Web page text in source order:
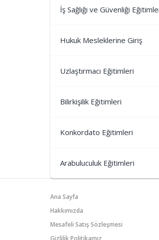
İş Sağlığı ve Güvenliği
Hukuk Mesleklerine Giriş
Uzlaştırmacı Eğitimleri
Bilirkişilik Eğitimleri
Konkordato Eğitimleri
Arabuluculuk Eğitimleri
Ana Sayfa
Hakkımızda
Mesafeli Satış Sözleşmesi
Gizlilik Politikamız